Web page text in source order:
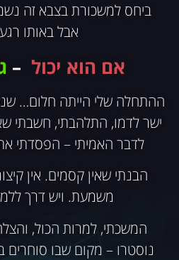
ביחס למשכורת בצבא זה
אבל באותו
אם הוא יכול –
ההתחלה שלי הייתה חלום…
ישר לדמו, התלהבתי, חשבתי
לדבר האמיתי – הפסדתי
הבנתי שאין קסמים. אין
משמעת. ויש דרך
המשכתי, למרות הכול,
נוסטרו – מקום שבו